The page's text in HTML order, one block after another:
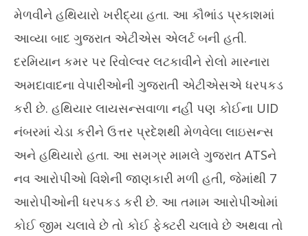
મેળવીને હથિયારો ખરીદ્યા હતા. આ કૌભાંડ પ્રકાશમાં
આવ્યા બાદ ગુજરાત એટીએસ એલર્ટ બની હતી.
દરમિયાન કમર પર રિવોલ્વર લટકાવીને રોલો મારનારા
અમદાવાદના વેપારીઓની ગુજરાતી એટીએસએ ધરપકડ
કરી છે. હથિયાર લાયસન્સવાળા નહીં પણ કોઈના UID
નંબરમાં ચેડા કરીને ઉત્તર પ્રદેશથી મેળવેલા લાઇસન્સ
અને હથિયારો હતા. આ સમગ્ર મામલે ગુજરાત ATSને
નવ આરોપીઓ વિશેની જાણકારી મળી હતી, જેમાંથી 7
આરોપીઓની ધરપકડ કરી છે. આ તમામ આરોપીઓમાં
કોઈ જીમ ચલાવે છે તો કોઈ ફેક્ટરી ચલાવે છે અથવા તો